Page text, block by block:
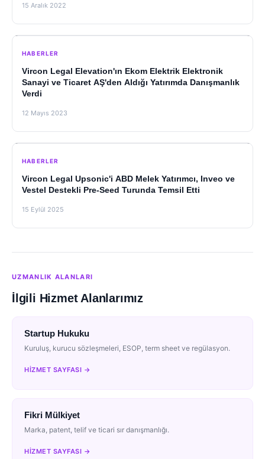
15 Aralık 2022
HABERLER
Vircon Legal Elevation'ın Ekom Elektrik Elektronik
Sanayi ve Ticaret AŞ'den Aldığı Yatırımda Danışmanlık
Verdi
12 Mayıs 2023
HABERLER
Vircon Legal Upsonic'i ABD Melek Yatırımcı, Inveo ve
Vestel Destekli Pre-Seed Turunda Temsil Etti
15 Eylül 2025
UZMANLIK ALANLARI
İlgili Hizmet Alanlarımız
Startup Hukuku
Kuruluş, kurucu sözleşmeleri, ESOP, term sheet ve regülasyon.
HIZMET SAYFASI →
Fikri Mülkiyet
Marka, patent, telif ve ticari sır danışmanlığı.
HIZMET SAYFASI →